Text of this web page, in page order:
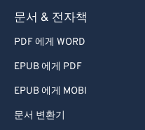
문서 & 전자책
PDF 에게 WORD
EPUB 에게 PDF
EPUB 에게 MOBI
문서 변환기